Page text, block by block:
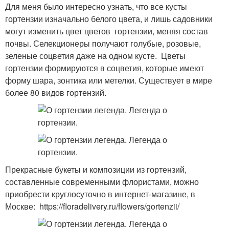
Для меня было интересно узнать, что все кусты
гортензии изначально белого цвета, и лишь садовники
могут изменить цвет цветов гортензии, меняя состав
почвы. Селекционеры получают голубые, розовые,
зеленые соцветия даже на одном кусте. Цветы
гортензии формируются в соцветия, которые имеют
форму шара, зонтика или метелки. Существует в мире
более 80 видов гортензий.
Прекрасные букеты и композиции из гортензий,
составленные современными флористами, можно
приобрести круглосуточно в интернет-магазине, в
Москве: https://floradelivery.ru/flowers/gortenzii/